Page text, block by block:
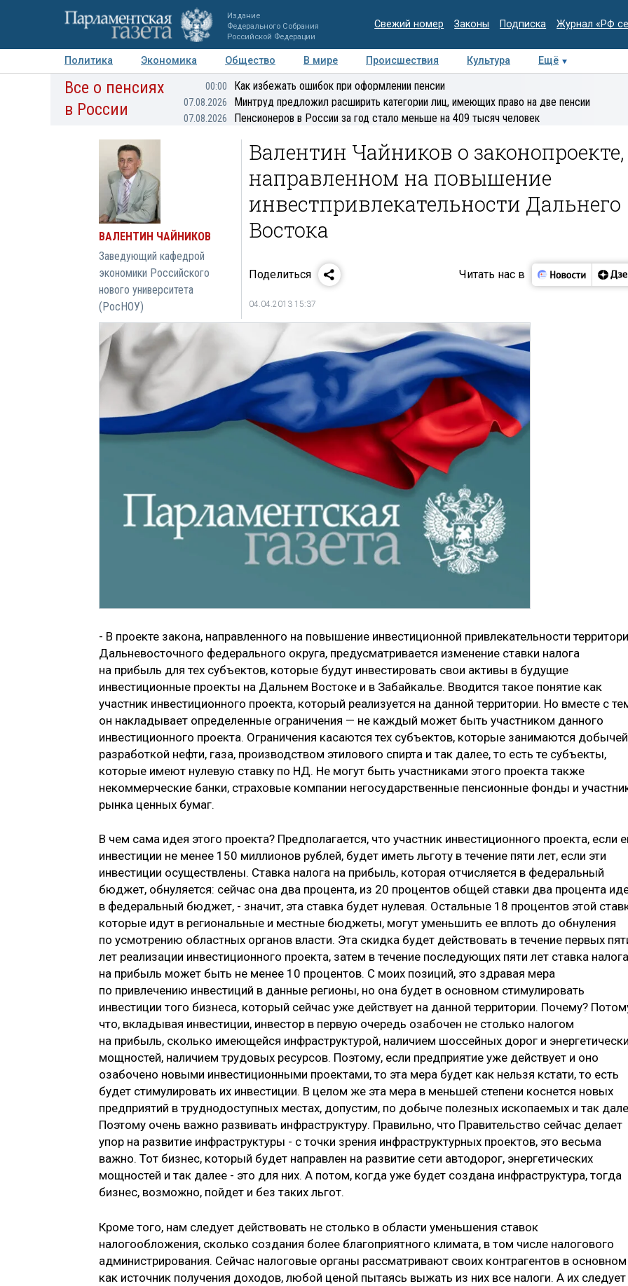
Издание
Федерального Собрания
Российской Федерации
Свежий номер Законы Подписка Журнал «РФ
Политика Экономика Общество В мире Происшествия Культура
Ещё
Авторы Персоны Мнения Регионы Медиацентр Интервью
Все о пенсиях
в России
00:00 Как избежать ошибок при оформлении пенсии
07.08.2026 Минтруд предложил расширить категории лиц, имеющих право на две пенсии
07.08.2026 Пенсионеров в России за год стало меньше на 409 тысяч человек
ВАЛЕНТИН ЧАЙНИКОВ
Заведующий кафедрой
экономики Российского
нового университета
(РосНОУ)
Валентин Чайников о законопроекте,
направленном на повышение
инвестпривлекательности Дальнего
Востока
Поделиться Читать нас в
04.04.2013 15:37
- В проекте закона, направленного на повышение инвестиционной привлекательности
Дальневосточного федерального округа, предусматривается изменение ставки налога
на прибыль для тех субъектов, которые будут инвестировать свои активы в будущие
инвестиционные проекты на Дальнем Востоке и в Забайкалье. Вводится такое понятие как
участник инвестиционного проекта, который реализуется на данной территории. Но вместе с
он накладывает определенные ограничения — не каждый может быть участником данного
инвестиционного проекта. Ограничения касаются тех субъектов, которые занимаются
разработкой нефти, газа, производством этилового спирта и так далее, то есть те субъекты,
которые имеют нулевую ставку по НД. Не могут быть участниками этого проекта также
некоммерческие банки, страховые компании негосударственные пенсионные фонды и
рынка ценных бумаг.
В чем сама идея этого проекта? Предполагается, что участник инвестиционного проекта, если
инвестиции не менее 150 миллионов рублей, будет иметь льготу в течение пяти лет, если эти
инвестиции осуществлены. Ставка налога на прибыль, которая отчисляется в федеральный
бюджет, обнуляется: сейчас она два процента, из 20 процентов общей ставки два процента
в федеральный бюджет, - значит, эта ставка будет нулевая. Остальные 18 процентов этой
которые идут в региональные и местные бюджеты, могут уменьшить ее вплоть до обнуления
по усмотрению областных органов власти. Эта скидка будет действовать в течение первых
лет реализации инвестиционного проекта, затем в течение последующих пяти лет ставка налога
на прибыль может быть не менее 10 процентов. С моих позиций, это здравая мера
по привлечению инвестиций в данные регионы, но она будет в основном стимулировать
инвестиции того бизнеса, который сейчас уже действует на данной территории. Почему?
что, вкладывая инвестиции, инвестор в первую очередь озабочен не столько налогом
на прибыль, сколько имеющейся инфраструктурой, наличием шоссейных дорог и
мощностей, наличием трудовых ресурсов. Поэтому, если предприятие уже действует и оно
озабочено новыми инвестиционными проектами, то эта мера будет как нельзя кстати, то есть
будет стимулировать их инвестиции. В целом же эта мера в меньшей степени коснется новых
предприятий в труднодоступных местах, допустим, по добыче полезных ископаемых и так
Поэтому очень важно развивать инфраструктуру. Правильно, что Правительство сейчас делает
упор на развитие инфраструктуры - с точки зрения инфраструктурных проектов, это весьма
важно. Тот бизнес, который будет направлен на развитие сети автодорог, энергетических
мощностей и так далее - это для них. А потом, когда уже будет создана инфраструктура, тогда
бизнес, возможно, пойдет и без таких льгот.
Кроме того, нам следует действовать не столько в области уменьшения ставок
налогообложения, сколько создания более благоприятного климата, в том числе налогового
администрирования. Сейчас налоговые органы рассматривают своих контрагентов в основном
как источник получения доходов, любой ценой пытаясь выжать из них все налоги. А их следует